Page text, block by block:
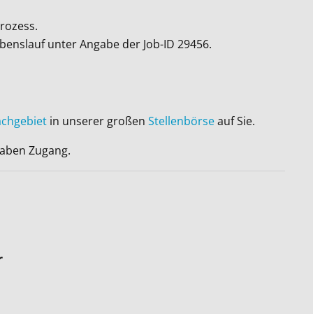
unter Angabe der Job-ID 29456.
in unserer großen Stellenbörseauf Sie.
Zugang.